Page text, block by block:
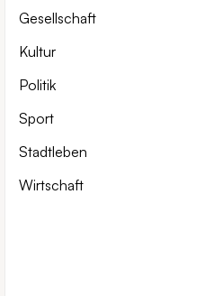
Gesellschaft
Kultur
Politik
Sport
Stadtleben
Wirtschaft